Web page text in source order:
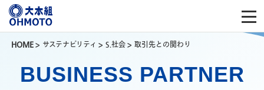
HOME > サステナビリティ > S.社会 > 取引先との関わり
BUSINESS PARTNER